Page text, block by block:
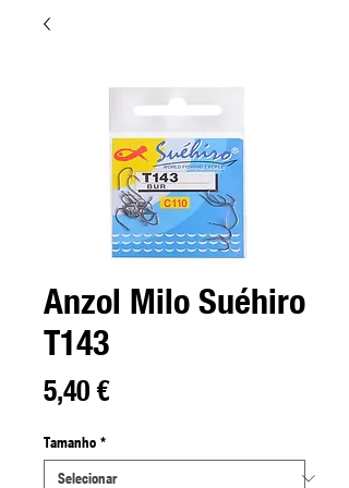
Anzol Milo Suéhiro
T143
5,40 €Preço
Tamanho *